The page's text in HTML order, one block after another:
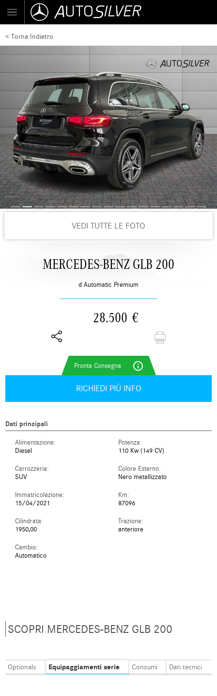
< Torna Indietro
VEDI TUTTE LE FOTO
MERCEDES-BENZ GLB 200
d Automatic Premium
28.500 €
info_outline
RICHIEDI PIÙ INFO
Dati principali
Alimentazione:
Diesel
Potenza:
110 Kw (149 CV)
Carrozzeria:
SUV
Colore Esterno:
Nero metallizzato
Immatricolazione:
15/04/2021
Km:
87096
Cilindrata:
1950,00
Trazione:
anteriore
Cambio:
Automatico
SCOPRI MERCEDES-BENZ GLB 200
Optionals Equipaggiamenti serie Consumi Dati tecnici